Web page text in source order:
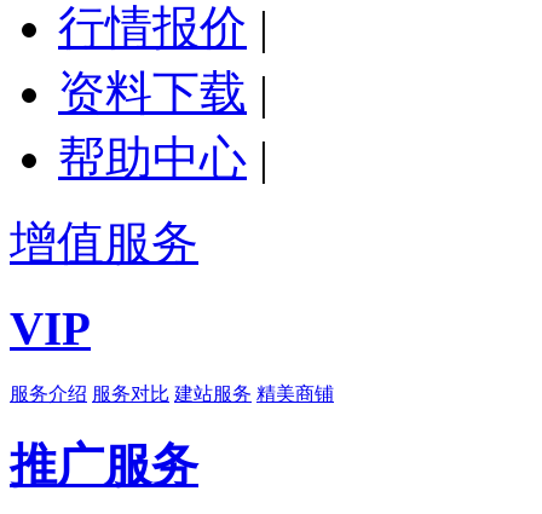
行情报价 |
资料下载 |
帮助中心 |
增值服务
VIP
服务介绍 服务对比 建站服务 精美商铺
推广服务